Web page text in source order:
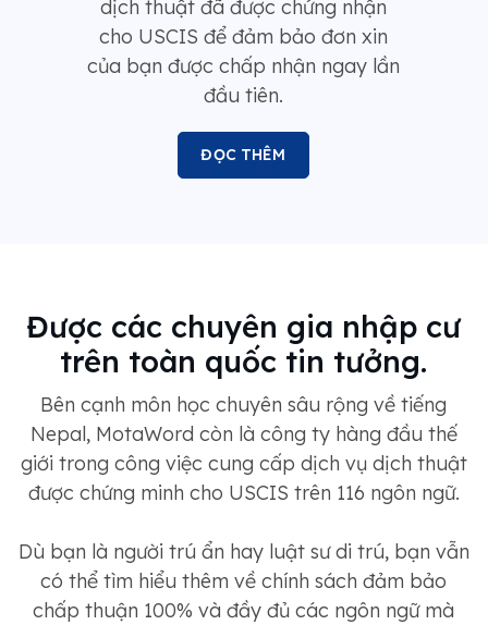
dịch thuật đã được chứng nhận
cho USCIS để đảm bảo đơn xin
của bạn được chấp nhận ngay lần
đầu tiên.
ĐỌC THÊM
Được các chuyên gia nhập cư
trên toàn quốc tin tưởng.
Bên cạnh môn học chuyên sâu rộng về tiếng
Nepal, MotaWord còn là công ty hàng đầu thế
giới trong công việc cung cấp dịch vụ dịch thuật
được chứng minh cho USCIS trên 116 ngôn ngữ.
Dù bạn là người trú ẩn hay luật sư di trú, bạn vẫn
có thể tìm hiểu thêm về chính sách đảm bảo
chấp thuận 100% và đầy đủ các ngôn ngữ mà